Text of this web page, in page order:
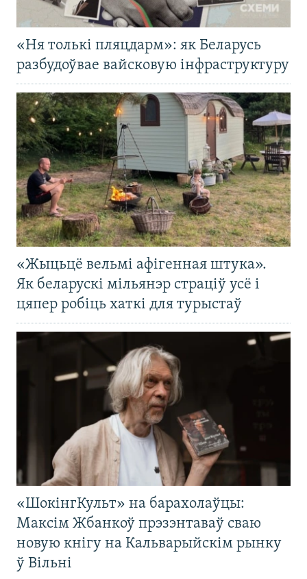
«Ня толькі пляцдарм»: як Беларусь
разбудоўвае вайсковую інфраструктуру
«Жыцьцё вельмі афігенная штука».
Як беларускі мільянэр страціў усё і
цяпер робіць хаткі для турыстаў
«ШокінгКульт» на барахолаўцы:
Максім Жбанкоў прэзэнтаваў сваю
новую кнігу на Кальварыйскім рынку
ў Вільні